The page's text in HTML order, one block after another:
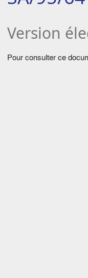
Version
Pour consulter ce